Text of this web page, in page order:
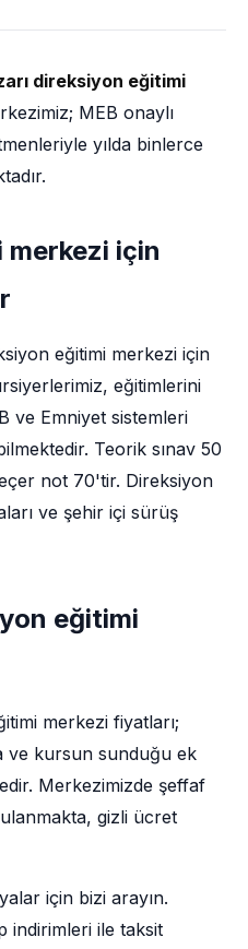
direksiyon eğitimi
MEB onaylı
yılda binlerce
için
eğitimi merkezi için
eğitimlerini
ve Emniyet sistemleri
Teorik sınav 50
not 70'tir. Direksiyon
ve şehir içi sürüş
eğitimi
merkezi fiyatları;
ve kursun sunduğu ek
Merkezimizde şeffaf
gizli ücret
için bizi arayın.
indirimleri ile taksit